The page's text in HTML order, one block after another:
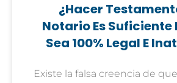
¿Hacer
Notario Es Suficiente
Sea 100% Legal E
Existe la falsa creencia de